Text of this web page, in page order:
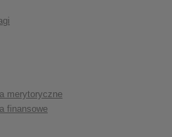
merytoryczne
finansowe